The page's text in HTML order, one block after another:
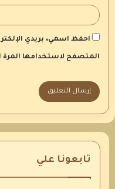
احفظ اسمي، بريدي
المتصفح لاستخدامها المرة
تابعونا علي